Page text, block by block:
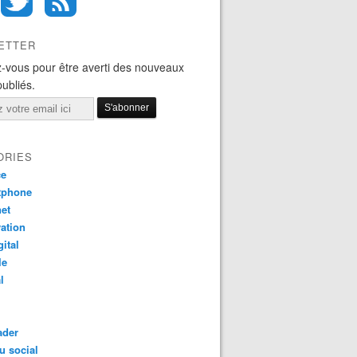
vous pour être averti des nouveaux
social